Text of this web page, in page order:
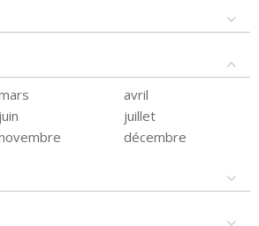
avril
juin
juillet
décembre